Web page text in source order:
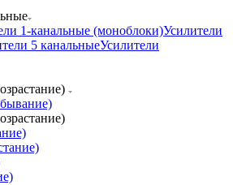
1-канальные (моноблоки)Усилители
5 канальныеУсилители